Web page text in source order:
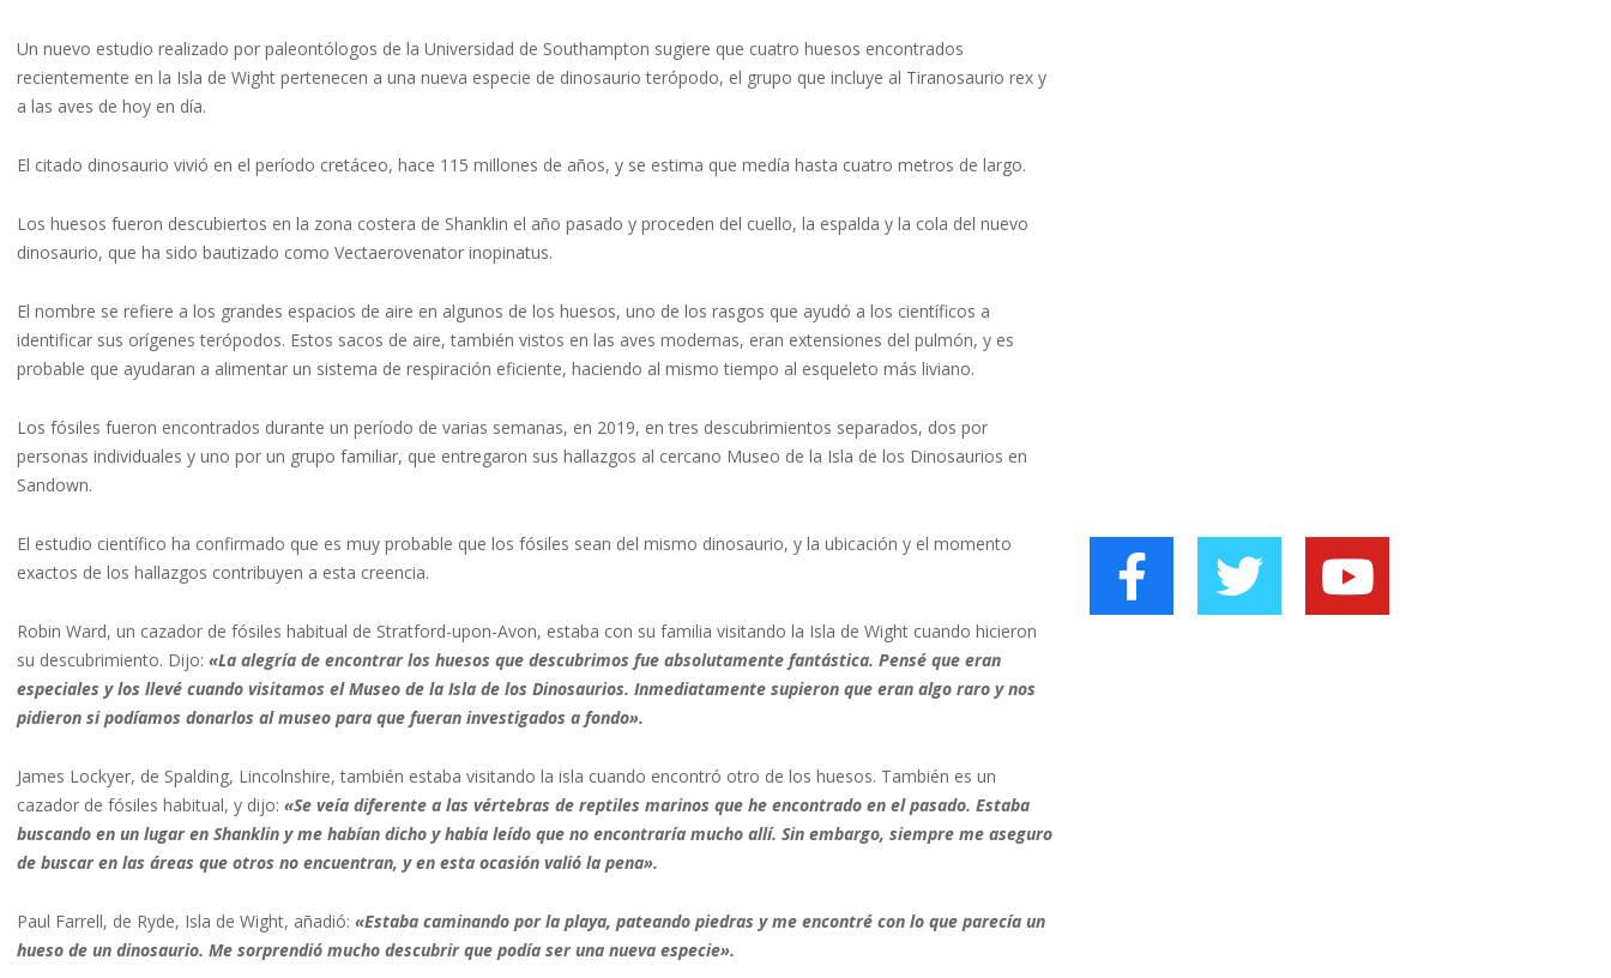
Un nuevo estudio realizado por paleontólogos de la Universidad de Southampton sugiere que cuatro huesos encontrados
recientemente en la Isla de Wight pertenecen a una nueva especie de dinosaurio terópodo, el grupo que incluye al Tiranosaurio rex y
a las aves de hoy en día.
El citado dinosaurio vivió en el período cretáceo, hace 115 millones de años, y se estima que medía hasta cuatro metros de largo.
Los huesos fueron descubiertos en la zona costera de Shanklin el año pasado y proceden del cuello, la espalda y la cola del nuevo
dinosaurio, que ha sido bautizado como Vectaerovenator inopinatus.
El nombre se refiere a los grandes espacios de aire en algunos de los huesos, uno de los rasgos que ayudó a los científicos a
identificar sus orígenes terópodos. Estos sacos de aire, también vistos en las aves modernas, eran extensiones del pulmón, y es
probable que ayudaran a alimentar un sistema de respiración eficiente, haciendo al mismo tiempo al esqueleto más liviano.
Los fósiles fueron encontrados durante un período de varias semanas, en 2019, en tres descubrimientos separados, dos por
personas individuales y uno por un grupo familiar, que entregaron sus hallazgos al cercano Museo de la Isla de los Dinosaurios en
Sandown.
El estudio científico ha confirmado que es muy probable que los fósiles sean del mismo dinosaurio, y la ubicación y el momento
exactos de los hallazgos contribuyen a esta creencia.
Robin Ward, un cazador de fósiles habitual de Stratford-upon-Avon, estaba con su familia visitando la Isla de Wight cuando hicieron
su descubrimiento. Dijo: «La alegría de encontrar los huesos que descubrimos fue absolutamente fantástica. Pensé que eran
especiales y los llevé cuando visitamos el Museo de la Isla de los Dinosaurios. Inmediatamente supieron que eran algo raro y nos
pidieron si podíamos donarlos al museo para que fueran investigados a fondo».
James Lockyer, de Spalding, Lincolnshire, también estaba visitando la isla cuando encontró otro de los huesos. También es un
cazador de fósiles habitual, y dijo: «Se veía diferente a las vértebras de reptiles marinos que he encontrado en el pasado. Estaba
buscando en un lugar en Shanklin y me habían dicho y había leído que no encontraría mucho allí. Sin embargo, siempre me aseguro
de buscar en las áreas que otros no encuentran, y en esta ocasión valió la pena».
Paul Farrell, de Ryde, Isla de Wight, añadió: «Estaba caminando por la playa, pateando piedras y me encontré con lo que parecía un
hueso de un dinosaurio. Me sorprendió mucho descubrir que podía ser una nueva especie».